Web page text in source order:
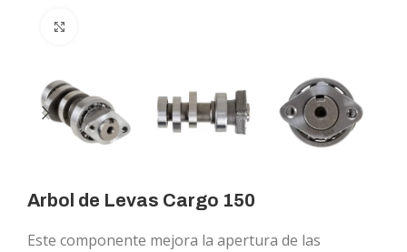
Arbol de Levas Cargo 150
Este componente mejora la apertura de las